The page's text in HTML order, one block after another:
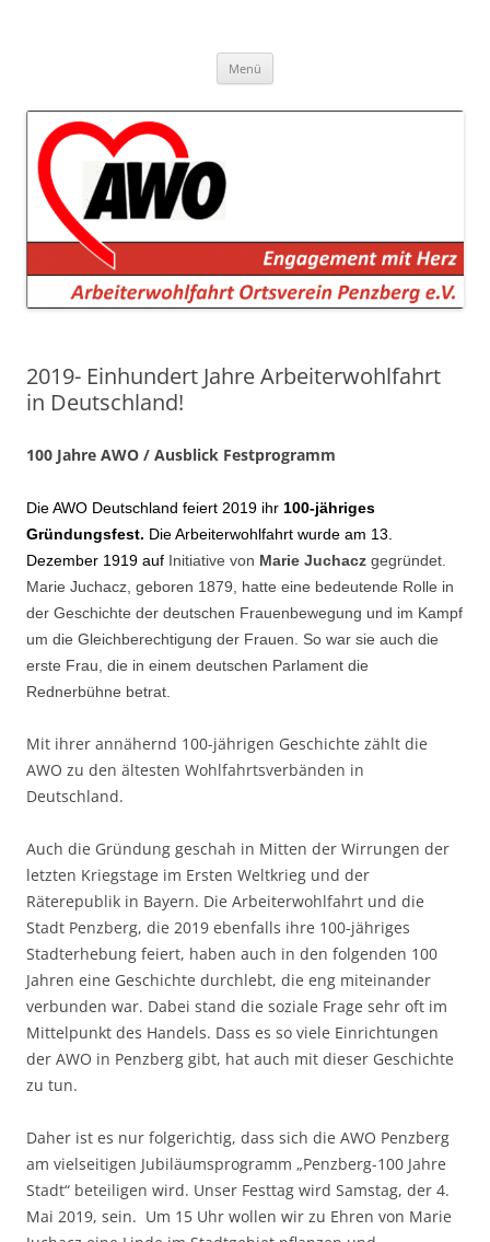
Menü
2019- Einhundert Jahre Arbeiterwohlfahrt
in Deutschland!
100 Jahre AWO / Ausblick Festprogramm
Die AWO Deutschland feiert 2019 ihr 100-jähriges
Gründungsfest. Die Arbeiterwohlfahrt wurde am 13.
Dezember 1919 auf Initiative von Marie Juchacz gegründet.
Marie Juchacz, geboren 1879, hatte eine bedeutende Rolle in
der Geschichte der deutschen Frauenbewegung und im Kampf
um die Gleichberechtigung der Frauen. So war sie auch die
erste Frau, die in einem deutschen Parlament die
Rednerbühne betrat.
Mit ihrer annähernd 100-jährigen Geschichte zählt die
AWO zu den ältesten Wohlfahrtsverbänden in
Deutschland.
Auch die Gründung geschah in Mitten der Wirrungen der
letzten Kriegstage im Ersten Weltkrieg und der
Räterepublik in Bayern. Die Arbeiterwohlfahrt und die
Stadt Penzberg, die 2019 ebenfalls ihre 100-jähriges
Stadterhebung feiert, haben auch in den folgenden 100
Jahren eine Geschichte durchlebt, die eng miteinander
verbunden war. Dabei stand die soziale Frage sehr oft im
Mittelpunkt des Handels. Dass es so viele Einrichtungen
der AWO in Penzberg gibt, hat auch mit dieser Geschichte
zu tun.
Daher ist es nur folgerichtig, dass sich die AWO Penzberg
am vielseitigen Jubiläumsprogramm „Penzberg-100 Jahre
Stadt“ beteiligen wird. Unser Festtag wird Samstag, der 4.
Mai 2019, sein. Um 15 Uhr wollen wir zu Ehren von Marie